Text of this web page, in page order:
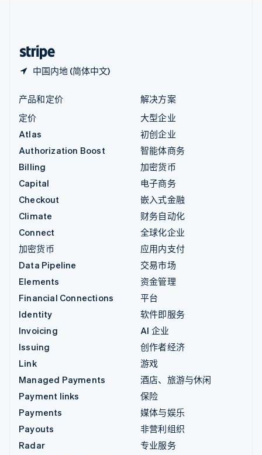
中国内地 (简体中文)
产品和定价
定价
Atlas
Authorization Boost
Billing
Capital
Checkout
Climate
Connect
加密货币
Data Pipeline
Elements
Financial Connections
Identity
Invoicing
Issuing
Link
Managed Payments
Payment links
Payments
Payouts
Radar
解决方案
大型企业
初创企业
智能体商务
加密货币
电子商务
嵌入式金融
财务自动化
全球化企业
应用内支付
交易市场
资金管理
平台
软件即服务
AI 企业
创作者经济
游戏
酒店、旅游与休闲
保险
媒体与娱乐
非营利组织
专业服务